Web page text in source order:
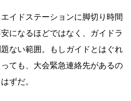
イドステーションに脚切り時間
になるほどではなく、ガイドラ
ない範囲。もしガイドとはぐれ
ても、大会緊急連絡先があるの
ずだ。